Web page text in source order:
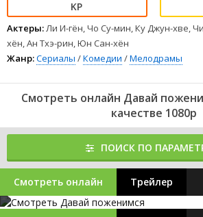
Актеры:Ли И-гён, Чо Су-мин, Ку Джун-хве,
хён, Ан Тхэ-рин, Юн Сан-хён
Жанр:Сериалы /Комедии /Мелодрамы
Смотреть онлайн Давай
качестве 1080p
ПОИСК ПО
Смотреть онлайн Трейлер